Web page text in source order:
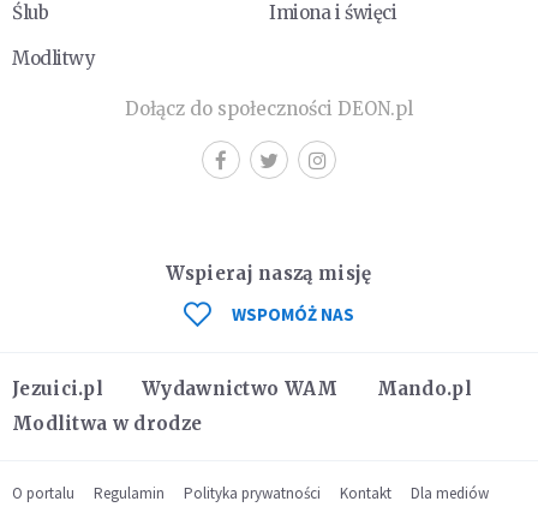
Ślub
Imiona i święci
Modlitwy
Dołącz do społeczności DEON.pl
Jezuici.pl Wydawnictwo WAM
Mando.pl
Modlitwa w drodze
Wspieraj naszą misję
WSPOMÓŻ NAS
O portalu Regulamin Polityka prywatności Kontakt
Dla mediów